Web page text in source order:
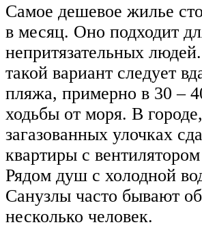
Самое дешевое жилье
в месяц. Оно подходит
непритязательных
такой вариант следует
пляжа, примерно в 30 –
ходьбы от моря. В
загазованных улочках
квартиры с
Рядом душ с холодной
Санузлы часто бывают
несколько человек.